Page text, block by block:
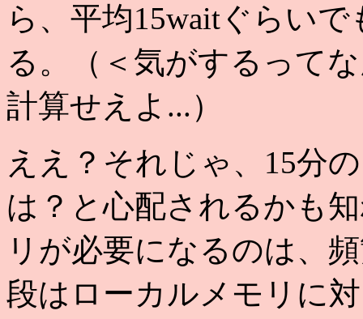
ら、平均15waitぐらい
る。（＜気がするって
計算せえよ...）
ええ？それじゃ、15分
は？と心配されるかも
リが必要になるのは、
段はローカルメモリに